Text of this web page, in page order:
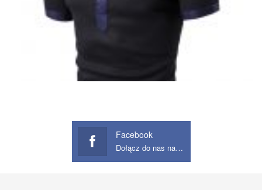
Facebook
Dołącz do nas na Facebook